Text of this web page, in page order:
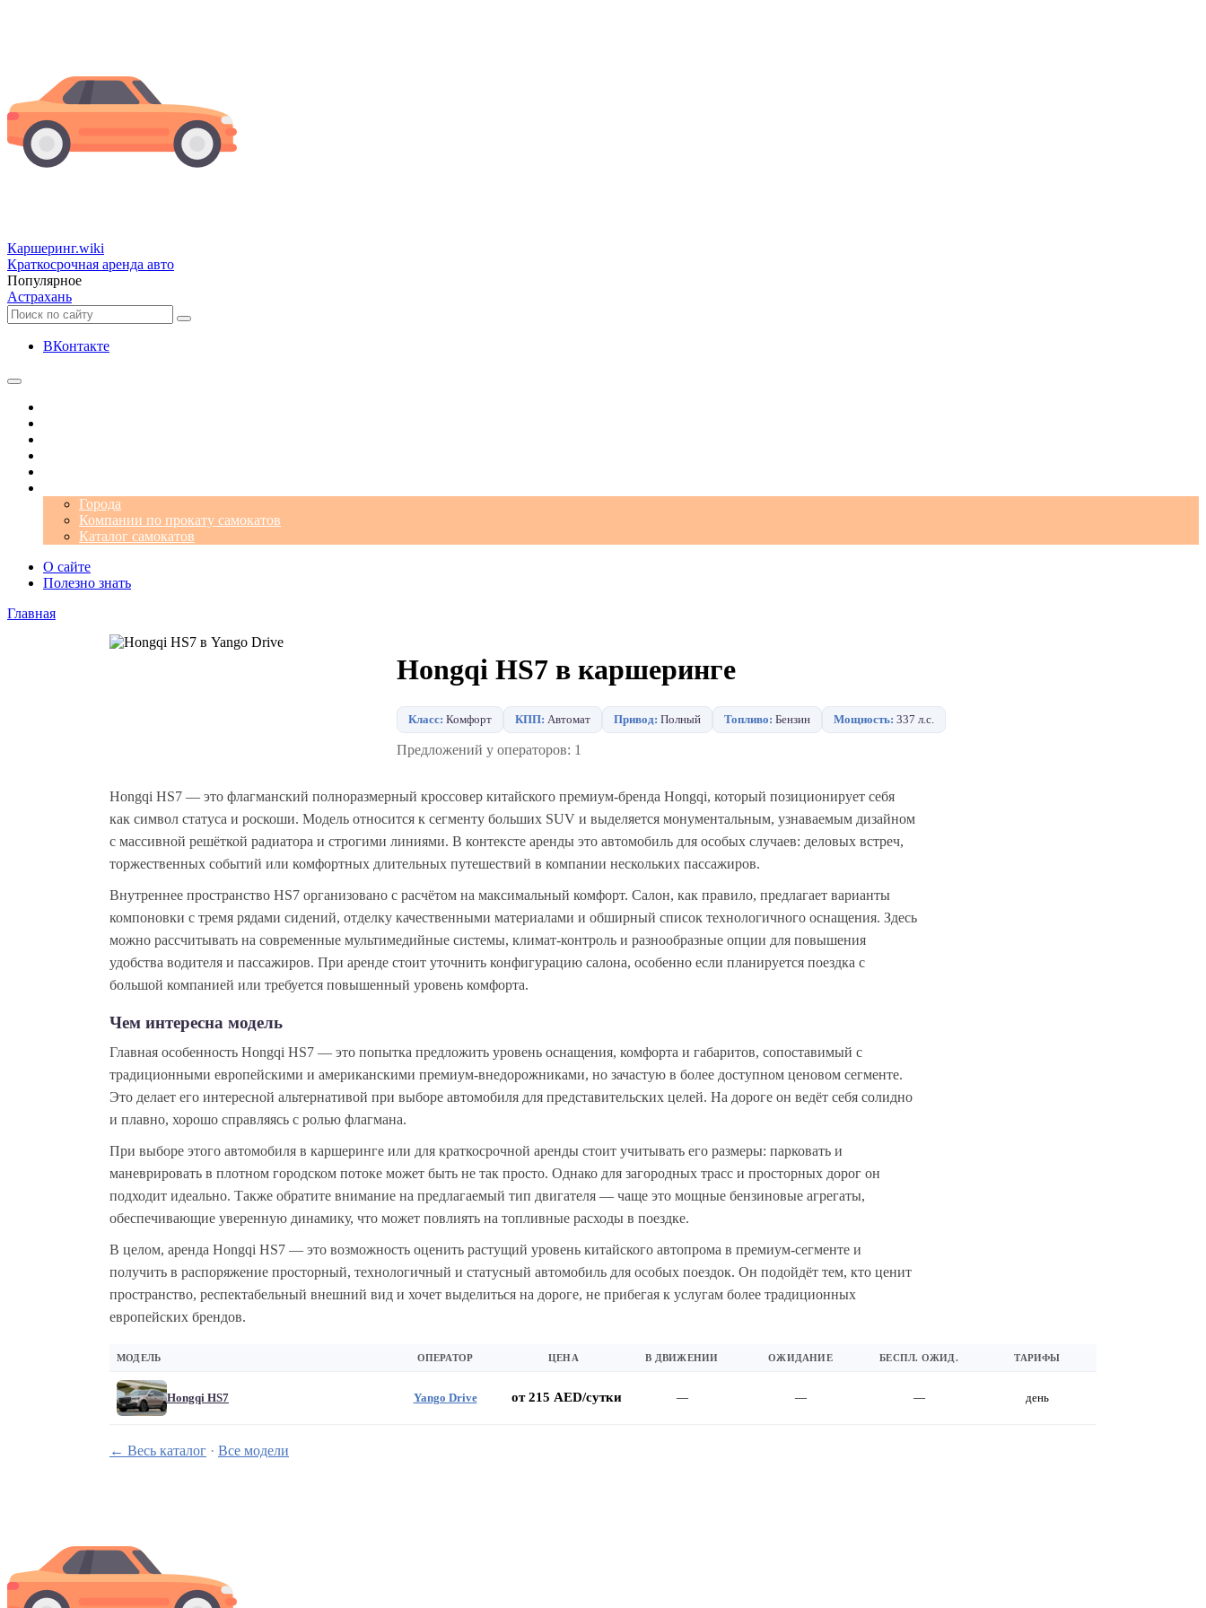
Каршеринг.wiki
Краткосрочная аренда авто
Популярное
Астрахань
ВКонтакте
Города
Компании по прокату самокатов
Каталог самокатов
О сайте
Полезно знать
Главная
Hongqi HS7 в каршеринге
Класс: Комфорт КПП: Автомат Привод: Полный Топливо: Бензин Мощность: 337 л.с.
Предложений у операторов: 1
Hongqi HS7 — это флагманский полноразмерный кроссовер китайского премиум-бренда Hongqi, который позиционирует себя
как символ статуса и роскоши. Модель относится к сегменту больших SUV и выделяется монументальным, узнаваемым дизайном
с массивной решёткой радиатора и строгими линиями. В контексте аренды это автомобиль для особых случаев: деловых встреч,
торжественных событий или комфортных длительных путешествий в компании нескольких пассажиров.
Внутреннее пространство HS7 организовано с расчётом на максимальный комфорт. Салон, как правило, предлагает варианты
компоновки с тремя рядами сидений, отделку качественными материалами и обширный список технологичного оснащения. Здесь
можно рассчитывать на современные мультимедийные системы, климат-контроль и разнообразные опции для повышения
удобства водителя и пассажиров. При аренде стоит уточнить конфигурацию салона, особенно если планируется поездка с
большой компанией или требуется повышенный уровень комфорта.
Чем интересна модель
Главная особенность Hongqi HS7 — это попытка предложить уровень оснащения, комфорта и габаритов, сопоставимый с
традиционными европейскими и американскими премиум-внедорожниками, но зачастую в более доступном ценовом сегменте.
Это делает его интересной альтернативой при выборе автомобиля для представительских целей. На дороге он ведёт себя солидно
и плавно, хорошо справляясь с ролью флагмана.
При выборе этого автомобиля в каршеринге или для краткосрочной аренды стоит учитывать его размеры: парковать и
маневрировать в плотном городском потоке может быть не так просто. Однако для загородных трасс и просторных дорог он
подходит идеально. Также обратите внимание на предлагаемый тип двигателя — чаще это мощные бензиновые агрегаты,
обеспечивающие уверенную динамику, что может повлиять на топливные расходы в поездке.
В целом, аренда Hongqi HS7 — это возможность оценить растущий уровень китайского автопрома в премиум-сегменте и
получить в распоряжение просторный, технологичный и статусный автомобиль для особых поездок. Он подойдёт тем, кто ценит
пространство, респектабельный внешний вид и хочет выделиться на дороге, не прибегая к услугам более традиционных
европейских брендов.
МОДЕЛЬ ОПЕРАТОР ЦЕНА В ДВИЖЕНИИ ОЖИДАНИЕ БЕСПЛ. ОЖИД. ТАРИФЫ
Hongqi HS7 Yango Drive от 215 AED/сутки — — — день
← Весь каталог · Все модели